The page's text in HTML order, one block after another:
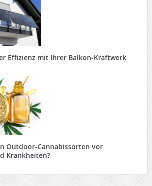
Effizienz mit Ihrer Balkon-Kraftwerk
Outdoor-Cannabissorten vor
Krankheiten?